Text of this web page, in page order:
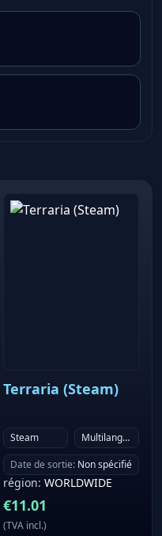
Terraria (Steam)
Steam
Multilanguage
Date de sortie: Non spécifié
région: WORLDWIDE
€11.01
(TVA incl.)